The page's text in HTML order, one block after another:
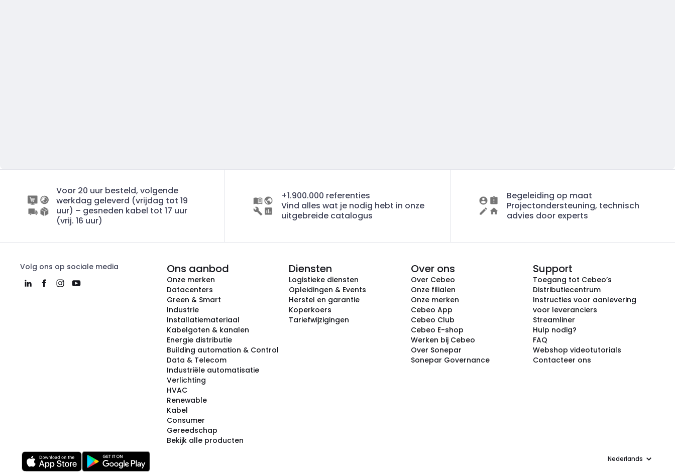
Voor 20 uur besteld, volgende
werkdag geleverd (vrijdag tot 19
uur) – gesneden kabel tot 17 uur
(vrij. 16 uur)
+1.900.000 referenties
Vind alles wat je nodig hebt in onze
uitgebreide catalogus
Begeleiding op maat
Projectondersteuning, technisch
advies door experts
Volg ons op sociale media Ons aanbod
Onze merken
Datacenters
Green & Smart
Industrie
Installatiemateriaal
Kabelgoten & kanalen
Energie distributie
Building automation & Control
Data & Telecom
Industriële automatisatie
Verlichting
HVAC
Renewable
Kabel
Consumer
Gereedschap
Bekijk alle producten
Diensten
Logistieke diensten
Opleidingen & Events
Herstel en garantie
Koperkoers
Tariefwijzigingen
Over ons
Over Cebeo
Onze filialen
Onze merken
Cebeo App
Cebeo Club
Cebeo E-shop
Werken bij Cebeo
Over Sonepar
Sonepar Governance
Support
Toegang tot Cebeo’s
Distributiecentrum
Instructies voor aanlevering
voor leveranciers
Streamliner
Hulp nodig?
FAQ
Webshop videotutorials
Contacteer ons
Taal